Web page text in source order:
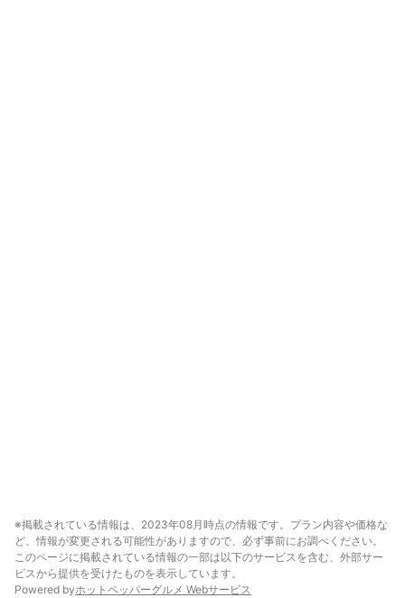
※掲載されている情報は、2023年08月時点の情報です。プラン内容や価格な
ど、情報が変更される可能性がありますので、必ず事前にお調べください。
このページに掲載されている情報の一部は以下のサービスを含む、外部サー
ビスから提供を受けたものを表示しています。
Powered byホットペッパーグルメ Webサービス